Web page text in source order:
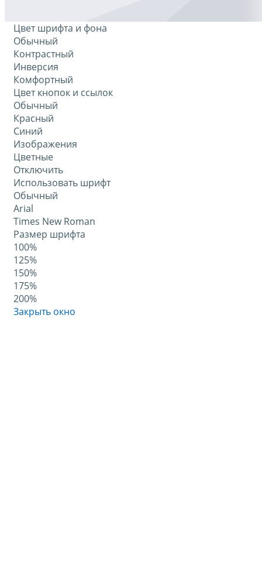
Цвет шрифта и фона
Обычный
Контрастный
Инверсия
Комфортный
Цвет кнопок и ссылок
Обычный
Красный
Синий
Изображения
Цветные
Отключить
Использовать шрифт
Обычный
Arial
Times New Roman
Размер шрифта
100%
125%
150%
175%
200%
Закрыть окно